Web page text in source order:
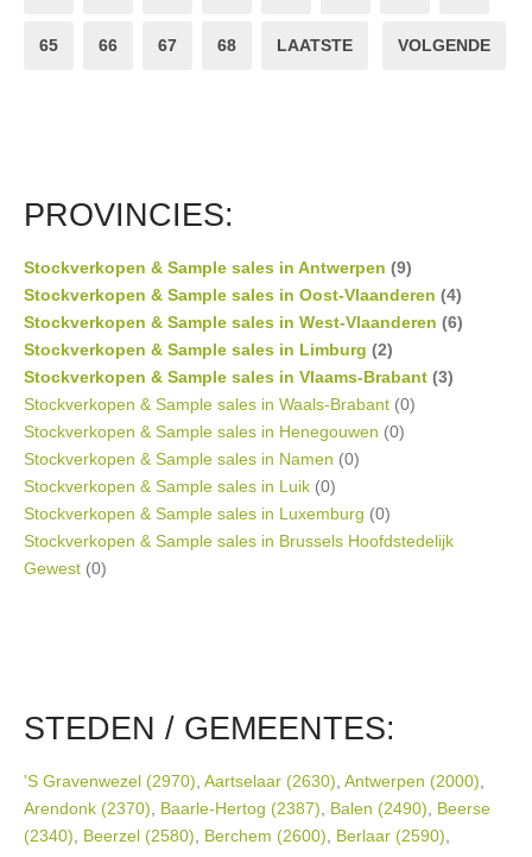
65 66 67 68 LAATSTE VOLGENDE
PROVINCIES:
Stockverkopen & Sample sales in Antwerpen (9)
Stockverkopen & Sample sales in Oost-Vlaanderen (4)
Stockverkopen & Sample sales in West-Vlaanderen (6)
Stockverkopen & Sample sales in Limburg (2)
Stockverkopen & Sample sales in Vlaams-Brabant (3)
Stockverkopen & Sample sales in Waals-Brabant (0)
Stockverkopen & Sample sales in Henegouwen (0)
Stockverkopen & Sample sales in Namen (0)
Stockverkopen & Sample sales in Luik (0)
Stockverkopen & Sample sales in Luxemburg (0)
Stockverkopen & Sample sales in Brussels Hoofdstedelijk
Gewest (0)
STEDEN / GEMEENTES:
'S Gravenwezel (2970) Aartselaar (2630) Antwerpen (2000)
Arendonk (2370)
Baarle-Hertog (2387) Balen (2490)
Beerse
(2340)
Beerzel (2580) Berchem (2600) Berlaar (2590)